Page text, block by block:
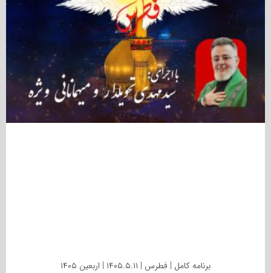
برنامه کامل | فطرس | ۱۴۰۵.۵.۱۱ | اربعین ۱۴۰۵